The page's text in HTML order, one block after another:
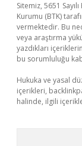
Sitemiz, 5651
Kurumu (BTK)
vermektedir. Bu
veya araştırma
yazdıkları
bu sorumluluğu
Hukuka ve yasal
içerikleri,
halinde, ilgili